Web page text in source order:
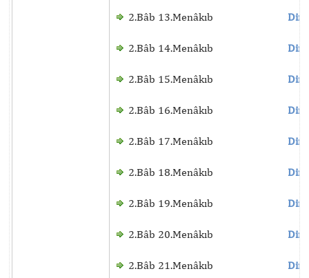
2.Bâb 13.Menâkıb
2.Bâb 14.Menâkıb
2.Bâb 15.Menâkıb
2.Bâb 16.Menâkıb
2.Bâb 17.Menâkıb
2.Bâb 18.Menâkıb
2.Bâb 19.Menâkıb
2.Bâb 20.Menâkıb
2.Bâb 21.Menâkıb